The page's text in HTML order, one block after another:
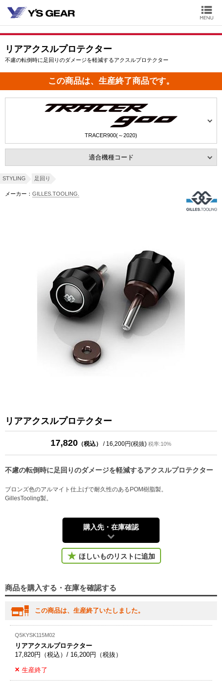
リアアクスルプロテクター
不慮の転倒時に足回りのダメージを軽減するアクスルプロテクター
この商品は、生産終了商品です。
TRACER900(～2020)
適合機種コード
STYLING 足回り
メーカー： GILLES.TOOLING.
リアアクスルプロテクター
17,820 （税込） / 16,200円(税抜) 税率:10%
不慮の転倒時に足回りのダメージを軽減するアクスルプロテクター
ブロンズ色のアルマイト仕上げで耐久性のあるPOM樹脂製。
GillesTooling製。
購入先・在庫確認
ほしいものリストに追加
商品を購入する・在庫を確認する
この商品は、生産終了いたしました。
Q5KYSK115M02
リアアクスルプロテクター
17,820円（税込）/ 16,200円（税抜）
生産終了